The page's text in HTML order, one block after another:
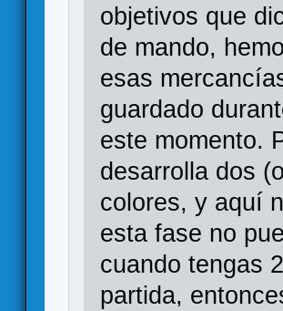
objetivos que
de mando,
esas
guardado
este momento.
desarrolla dos
colores, y aquí
esta fase no
cuando tengas
partida,